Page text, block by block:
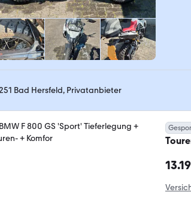
Bad Hersfeld, Privatanbieter